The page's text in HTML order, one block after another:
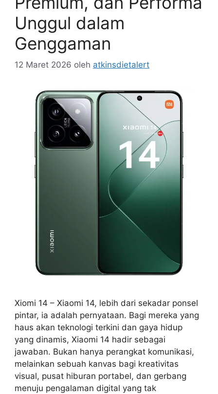
Unggul dalam
Genggaman
12 Maret 2026 oleh atkinsdietalert
Xiomi 14 – Xiaomi 14, lebih dari sekadar ponsel
pintar, ia adalah pernyataan. Bagi mereka yang
haus akan teknologi terkini dan gaya hidup
yang dinamis, Xiaomi 14 hadir sebagai
jawaban. Bukan hanya perangkat komunikasi,
melainkan sebuah kanvas bagi kreativitas
visual, pusat hiburan portabel, dan gerbang
menuju pengalaman digital yang tak